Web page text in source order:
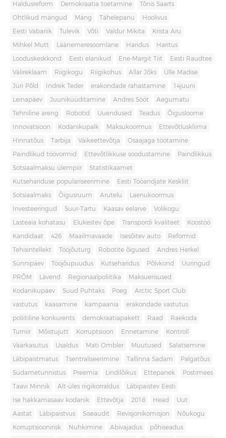
Haldusreform Demokraatia toetamine Tõnis Saarts
Ohtlikud mängud Mäng Tähelepanu Hoolivus
Eesti Vabariik Tulevik Võti Valdur Mikita Krista Aru
Mihkel Mutt Läänemeresoomlane Haridus Haritus
Looduskeskkond Eesti elanikud Ene-Margit Tiit Eesti Raudtee
Välireklaam Riigikogu Riigikohus Allar Jõks Ülle Madise
Jüri Põld Indrek Teder erakondade rahastamine 14juuni
Leinapäev Juuniküüditamine Andres Sööt Aegumatu
Tehniline areng Robotid Uuendused Teadus Õigusloome
Innovatsioon Kodanikupalk Maksukoormus Ettevõtluskliima
Hinnatõus Tarbija Väikeettevõtja Osaajaga töötamine
Paindlikud töövormid Ettevõtlikkuse soodustamine Paindlikkus
Sotsiaalmaksu ülempiir Statistikaamet
Kutsehariduse populariseerimine Eesti Tööandjate Keskliit
Sotsiaalmaks Õigusruum Arutelu Laenukoormus
Investeeringud Suur-Tartu Kaasav eelarve Volikogu
Lasteaia kohatasu Elukestev õpe Transpordi kvaliteet Koostöö
Kandidaat 426 Maailmavaade Isesõitev auto Reformid
Tehisintellekt Tööjõuturg Robotite õigused Andres Herkel
Sünnipäev Tööjõupuudus Kutseharidus Põlvkond Uuringud
PRÕM Lävend Regionaalpoliitika Maksuerisused
Kodanikupäev Suud Puhtaks Poeg Arctic Sport Club
vastutus kaasamine kampaania erakondade vastutus
poliitiline konkurents demokraatiapakett Raad Raekoda
Turniir Mõistujutt Korruptsioon Ennetamine Kontroll
Väärkasutus Usaldus Mati Ombler Muutused Salatsemine
Läbipaistmatus Tsentraliseerimine Tallinna Sadam Palgatõus
Südametunnistus Preemia Lindilõikus Ettepanek Postimees
Taavi Minnik Alt-üles riigikorraldus Läbipaistev Eesti
Ise hakkamasaav kodanik Ettevõtja 2018 Head Uut
Aastat Läbipaistvus Siseaudit Revisjonikomisjon Nõukogu
Korruptsioonirisk Nuhkimine Abivajadus põhiseadus